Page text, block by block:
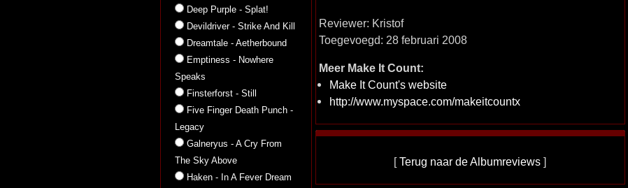
Deep Purple - Splat!
Devildriver - Strike And Kill
Dreamtale - Aetherbound
Emptiness - Nowhere
Speaks
Finsterforst - Still
Five Finger Death Punch -
Legacy
Galneryus - A Cry From
The Sky Above
Haken - In A Fever Dream
Reviewer: Kristof
Toegevoegd: 28 februari 2008
Meer Make It Count:
Make It Count's website
http://www.myspace.com/makeitcountx
[Terug naar de Albumreviews ]